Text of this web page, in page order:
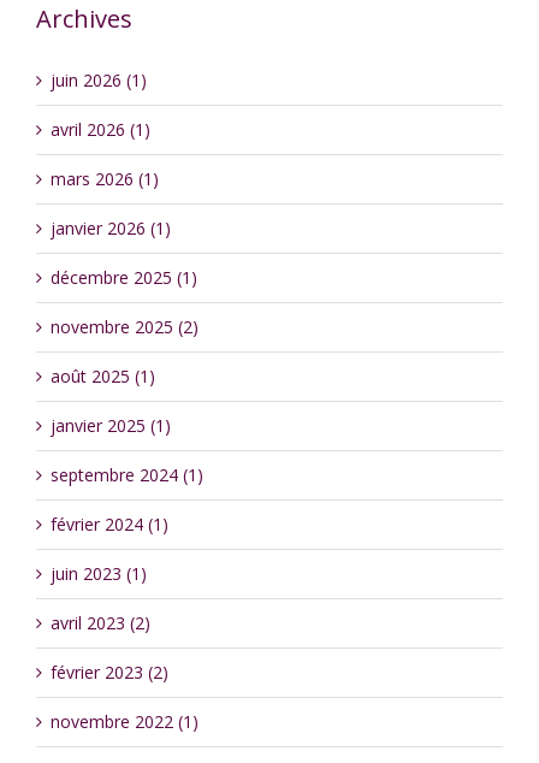
Archives
juin 2026 (1)
avril 2026 (1)
mars 2026 (1)
janvier 2026 (1)
décembre 2025 (1)
novembre 2025 (2)
août 2025 (1)
janvier 2025 (1)
septembre 2024 (1)
février 2024 (1)
juin 2023 (1)
avril 2023 (2)
février 2023 (2)
novembre 2022 (1)